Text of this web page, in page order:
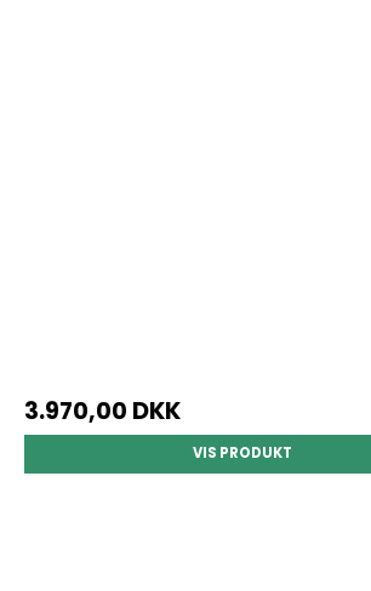
3.970,00 DKK
VIS PRODUKT